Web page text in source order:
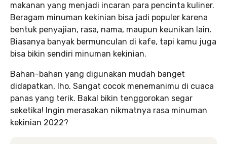
makanan yang menjadi incaran para pencinta kuliner.
Beragam minuman kekinian bisa jadi populer karena
bentuk penyajian, rasa, nama, maupun keunikan lain.
Biasanya banyak bermunculan di kafe, tapi kamu juga
bisa bikin sendiri minuman kekinian.
Bahan-bahan yang digunakan mudah banget
didapatkan, lho. Sangat cocok menemanimu di cuaca
panas yang terik. Bakal bikin tenggorokan segar
seketika! Ingin merasakan nikmatnya rasa minuman
kekinian 2022?